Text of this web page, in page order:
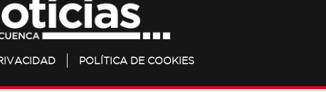
POLÍTICA DE COOKIES